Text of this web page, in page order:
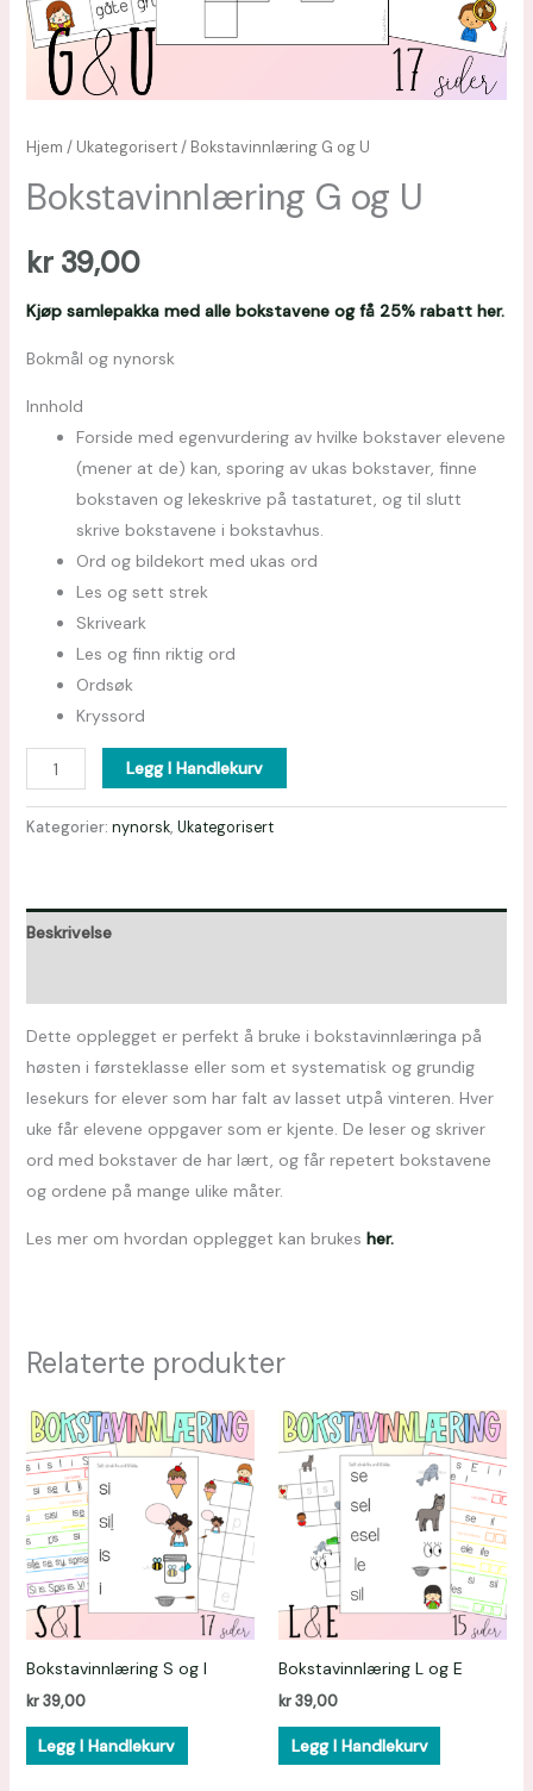
Hjem / Ukategorisert/ Bokstavinnlæring G og U
Bokstavinnlæring G og U
kr39,00
Kjøp samlepakka med alle bokstavene og få 25% rabatt her.
Bokmål og nynorsk
Innhold
Forside med egenvurdering av hvilke bokstaver elevene
(mener at de) kan, sporing av ukas bokstaver, finne
bokstaven og lekeskrive på tastaturet, og til slutt
skrive bokstavene i bokstavhus.
Ord og bildekort med ukas ord
Les og sett strek
Skriveark
Les og finn riktig ord
Ordsøk
Kryssord
Legg I Handlekurv
Kategorier: nynorsk, Ukategorisert
Beskrivelse
Dette opplegget er perfekt å bruke i bokstavinnlæringa på
høsten i førsteklasse eller som et systematisk og grundig
lesekurs for elever som har falt av lasset utpå vinteren. Hver
uke får elevene oppgaver som er kjente. De leser og skriver
ord med bokstaver de har lært, og får repetert bokstavene
og ordene på mange ulike måter.
Les mer om hvordan opplegget kan brukes her.
Relaterte produkter
Bokstavinnlæring S og I
kr39,00
Legg I Handlekurv
Bokstavinnlæring L og E
kr39,00
Legg I Handlekurv